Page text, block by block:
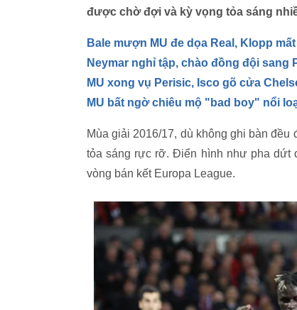
được chờ đợi và kỳ vọng tỏa sáng
Bale mượn MU đe dọa Real, Klopp
Neymar nghỉ tập, chào đồng đội sang
MU xong vụ Perisic, Isco gõ cửa
MU bất ngờ chiêu mộ "bad boy" nổi
Mùa giải 2016/17, dù không ghi bàn
tỏa sáng rực rỡ. Điển hình như pha dứt
vòng bán kết Europa League.